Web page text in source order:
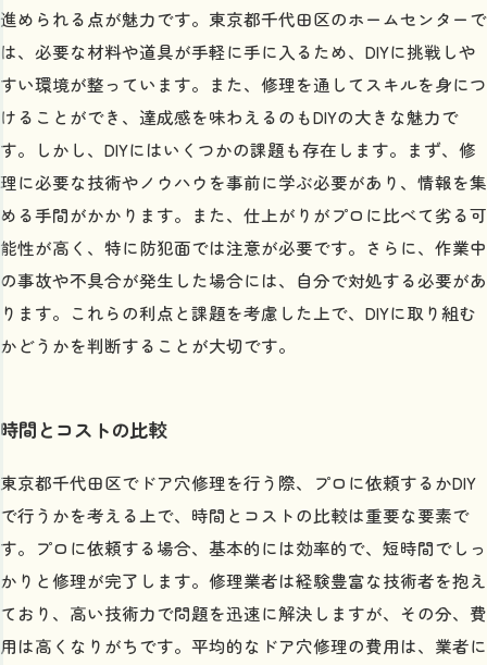
進められる点が魅力です。東京都千代田区のホームセンターで
は、必要な材料や道具が手軽に手に入るため、DIYに挑戦しや
すい環境が整っています。また、修理を通してスキルを身につ
けることができ、達成感を味わえるのもDIYの大きな魅力で
す。しかし、DIYにはいくつかの課題も存在します。まず、修
理に必要な技術やノウハウを事前に学ぶ必要があり、情報を集
める手間がかかります。また、仕上がりがプロに比べて劣る可
能性が高く、特に防犯面では注意が必要です。さらに、作業中
の事故や不具合が発生した場合には、自分で対処する必要があ
ります。これらの利点と課題を考慮した上で、DIYに取り組む
かどうかを判断することが大切です。
時間とコストの比較
東京都千代田区でドア穴修理を行う際、プロに依頼するかDIY
で行うかを考える上で、時間とコストの比較は重要な要素で
す。プロに依頼する場合、基本的には効率的で、短時間でしっ
かりと修理が完了します。修理業者は経験豊富な技術者を抱え
ており、高い技術力で問題を迅速に解決しますが、その分、費
用は高くなりがちです。平均的なドア穴修理の費用は、業者に